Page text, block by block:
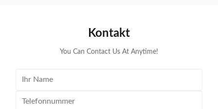
Kontakt
You Can Contact Us At Anytime!